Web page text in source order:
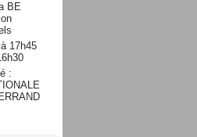
BE
17h45
: